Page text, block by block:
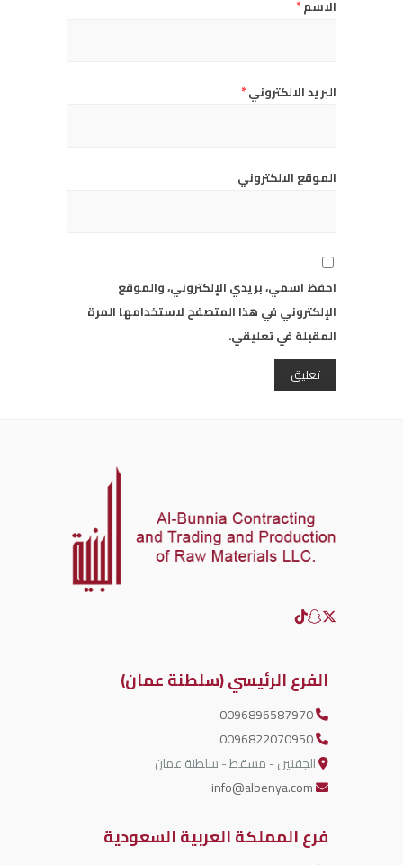
الاسم*
البريد الالكتروني*
الموقع الالكتروني
احفظ اسمي، بريدي الإلكتروني، والموقع
الإلكتروني في هذا المتصفح لاستخدامها المرة
المقبلة في تعليقي.
الفرع الرئيسي (سلطنة عمان)
الجفنين - مسقط - سلطنة عمان
فرع المملكة العربية السعودية